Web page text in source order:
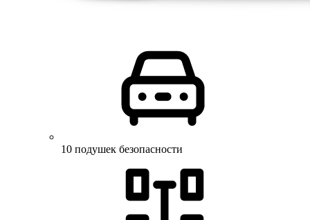
10 подушек безопасности